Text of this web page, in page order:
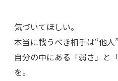
気づいてほしい。
本当に戦うべき相手は“他人
自分の中にある「弱さ」と
を。